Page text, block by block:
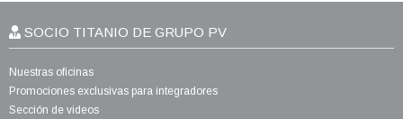
SOCIO TITANIO DE GRUPO PV
Nuestras oficinas
Promociones exclusivas para integradores
Sección de videos